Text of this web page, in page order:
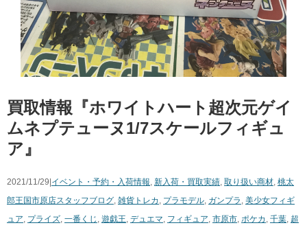
買取情報『ホワイトハート超次元ゲイ
ムネプテューヌ1/7スケールフィギュ
ア』
2021/11/29|イベント・予約・入荷情報 新入荷・買取実績 取り扱い商材 桃太
郎王国市原店スタッフブログ 雑貨 トレカ プラモデル ガンプラ 美少女フィギ
ュア プライズ 一番くじ 遊戯王 デュエマ フィギュア 市原市 ポケカ 千葉 超